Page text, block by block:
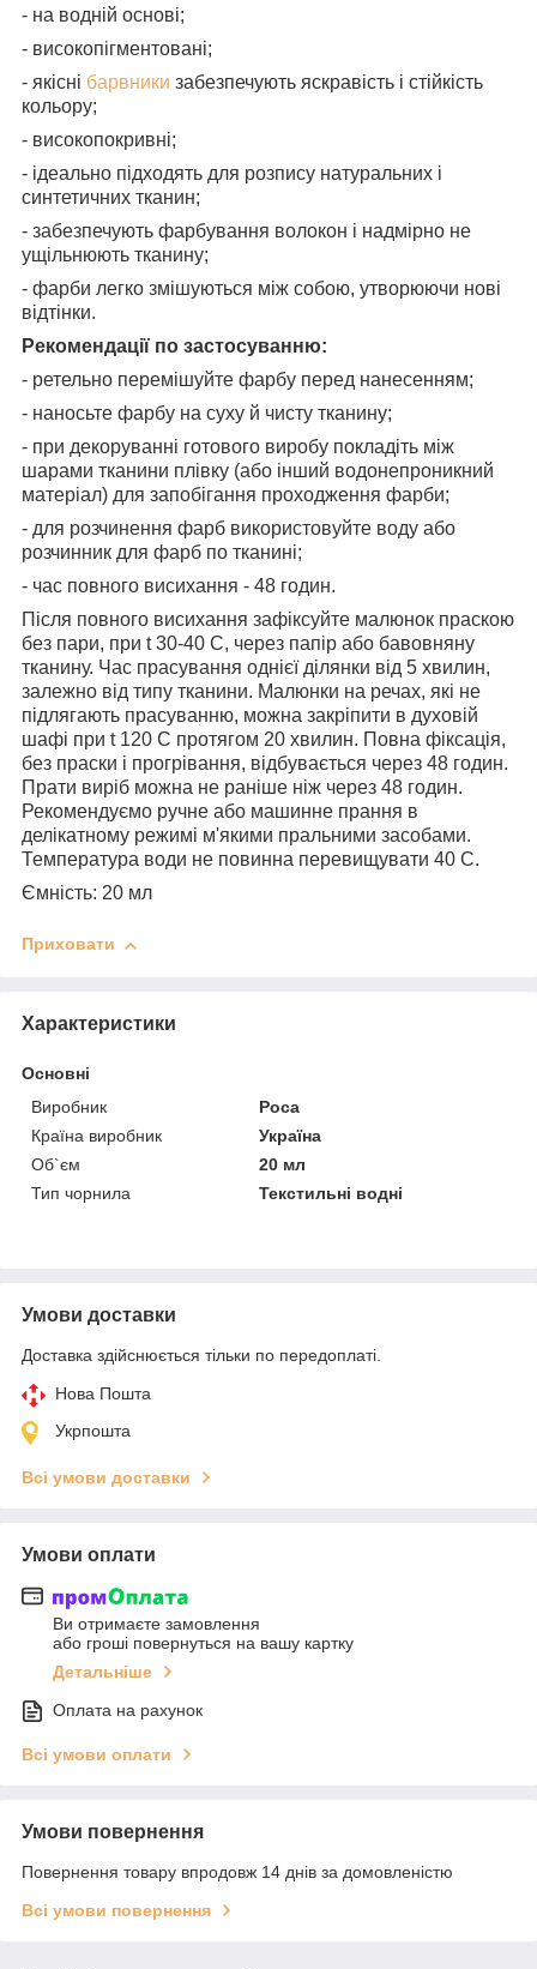
- на водній основі;
- високопігментовані;
- якісні барвники забезпечують яскравість і стійкість
кольору;
- високопокривні;
- ідеально підходять для розпису натуральних і
синтетичних тканин;
- забезпечують фарбування волокон і надмірно не
ущільнюють тканину;
- фарби легко змішуються між собою, утворюючи нові
відтінки.
Рекомендації по застосуванню:
- ретельно перемішуйте фарбу перед нанесенням;
- наносьте фарбу на суху й чисту тканину;
- при декоруванні готового виробу покладіть між
шарами тканини плівку (або інший водонепроникний
матеріал) для запобігання проходження фарби;
- для розчинення фарб використовуйте воду або
розчинник для фарб по тканині;
- час повного висихання - 48 годин.
Після повного висихання зафіксуйте малюнок праскою
без пари, при t 30-40 С, через папір або бавовняну
тканину. Час прасування однієї ділянки від 5 хвилин,
залежно від типу тканини. Малюнки на речах, які не
підлягають прасуванню, можна закріпити в духовій
шафі при t 120 С протягом 20 хвилин. Повна фіксація,
без праски і прогрівання, відбувається через 48 годин.
Прати виріб можна не раніше ніж через 48 годин.
Рекомендуємо ручне або машинне прання в
делікатному режимі м'якими пральними засобами.
Температура води не повинна перевищувати 40 С.
Ємність: 20 мл
Приховати
Характеристики
Основні
Виробник
Роса
Країна виробник
Україна
Об`єм
20 мл
Тип чорнила
Текстильні водні
Умови доставки
Доставка здійснюється тільки по передоплаті.
Нова Пошта
Укрпошта
Всі умови доставки
Умови оплати
Ви отримаєте замовлення
або гроші повернуться на вашу картку
Детальніше
Оплата на рахунок
Всі умови оплати
Умови повернення
Повернення товару впродовж 14 днів за домовленістю
Всі умови повернення